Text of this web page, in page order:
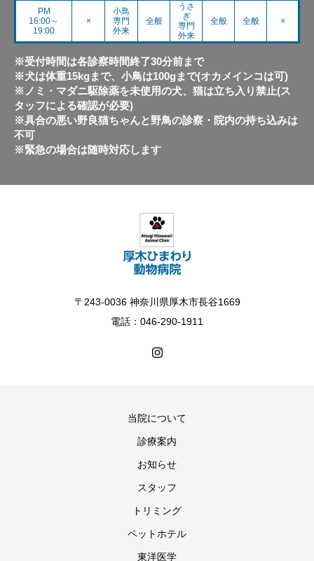
PM
16:00～
19:00
×
小鳥
専門
外来
全般
うさ
ぎ
専門
外来
全般 全般 ×
※受付時間は各診察時間終了30分前まで
※犬は体重15kgまで、小鳥は100gまで(オカメインコは可)
※ノミ・マダニ駆除薬を未使用の犬、猫は立ち入り禁止(ス
タッフによる確認が必要)
※具合の悪い野良猫ちゃんと野鳥の診察・院内の持ち込みは
不可
※緊急の場合は随時対応します
〒243-0036 神奈川県厚木市長谷1669
電話：046-290-1911
当院について
診療案内
お知らせ
スタッフ
トリミング
ペットホテル
東洋医学